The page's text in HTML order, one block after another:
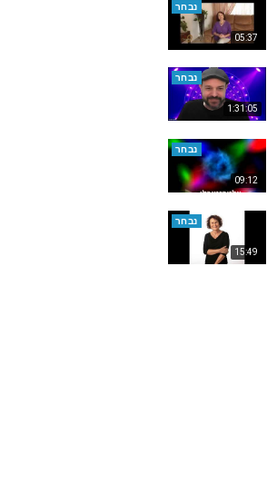
05:37
נבחר
1:31:05
נבחר
09:12
נבחר
15:49
נבחר